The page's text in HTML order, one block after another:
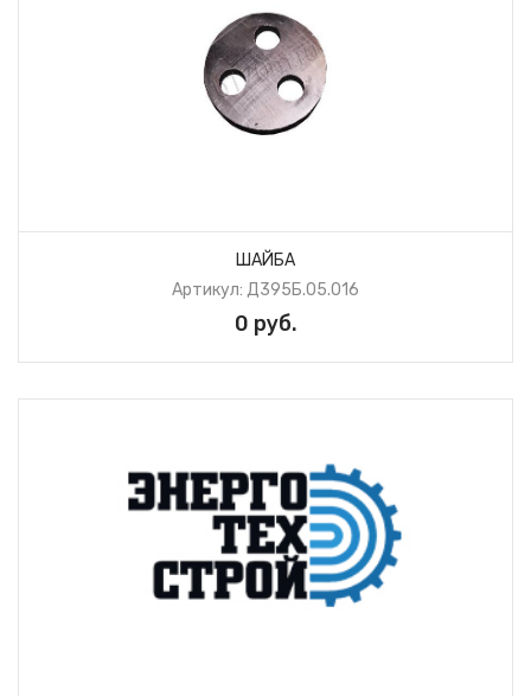
ШАЙБА
Артикул: Д395Б.05.016
0 руб.